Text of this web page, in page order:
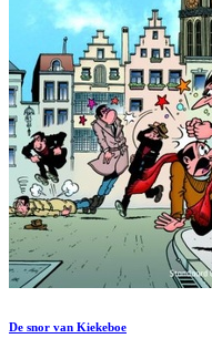
De snor van Kiekeboe